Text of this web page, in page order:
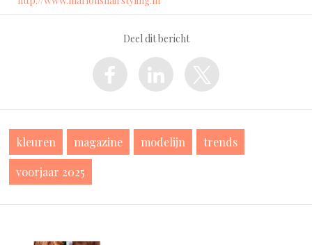
Deel dit bericht
kleuren magazine modelijn trends
voorjaar 2025